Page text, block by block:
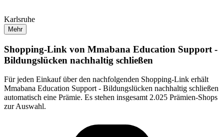
Karlsruhe
Mehr
Shopping-Link von Mmabana Education Support -
Bildungslücken nachhaltig schließen
Für jeden Einkauf über den nachfolgenden Shopping-Link erhält
Mmabana Education Support - Bildungslücken nachhaltig schließen
automatisch eine Prämie. Es stehen insgesamt 2.025 Prämien-Shops
zur Auswahl.